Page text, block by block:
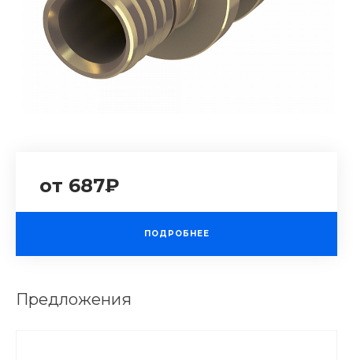
от 687₽
ПОДРОБНЕЕ
Предложения